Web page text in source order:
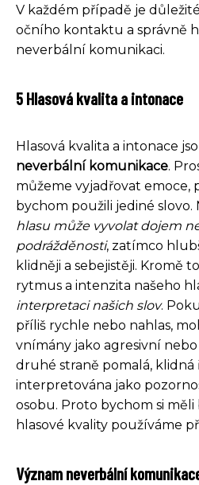
V každém případě je
očního kontaktu a správně
neverbální komunikaci.
5 Hlasová kvalita a intonace
Hlasová kvalita a intonace
neverbální komunikace.
můžeme vyjadřovat emoce,
bychom použili jediné slovo.
hlasu může vyvolat dojem
podrážděnosti, zatímco
klidněji a sebejistěji. Kromě
rytmus a intenzita našeho
interpretaci našich slov.
příliš rychle nebo nahlas,
vnímány jako agresivní
druhé straně pomalá, klidná
interpretována jako
osobu. Proto bychom si
hlasové kvality používáme
Význam neverbální